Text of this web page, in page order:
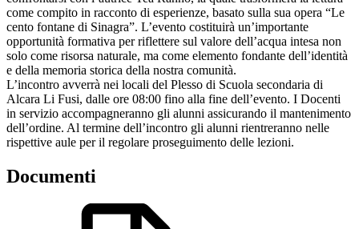
come compito in racconto di esperienze, basato sulla sua opera “Le
cento fontane di Sinagra”. L’evento costituirà un’importante
opportunità formativa per riflettere sul valore dell’acqua intesa non
solo come risorsa naturale, ma come elemento fondante dell’identità
e della memoria storica della nostra comunità.
L’incontro avverrà nei locali del Plesso di Scuola secondaria di
Alcara Li Fusi, dalle ore 08:00 fino alla fine dell’evento. I Docenti
in servizio accompagneranno gli alunni assicurando il mantenimento
dell’ordine. Al termine dell’incontro gli alunni rientreranno nelle
rispettive aule per il regolare proseguimento delle lezioni.
Documenti